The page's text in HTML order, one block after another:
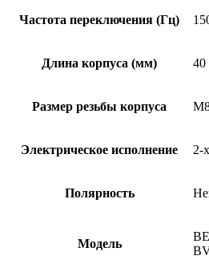
Частота переключения (Гц)
Длина корпуса (мм) 40
Размер резьбы корпуса
Электрическое исполнение 2-
Полярность
Модель